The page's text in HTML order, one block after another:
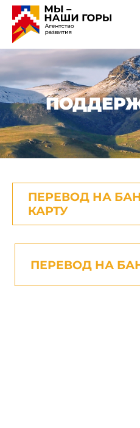
ПЕРЕВОД НА
КАРТУ
ПЕРЕВОД НА